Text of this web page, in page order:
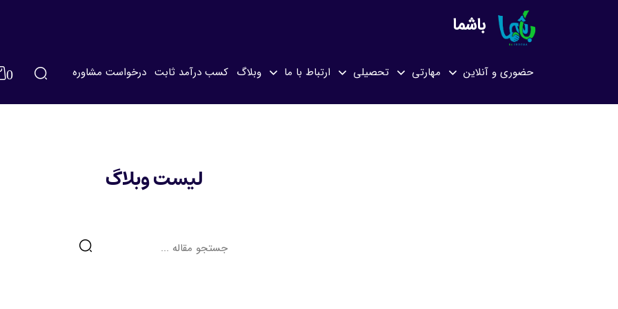
باشما
حضوری و آنلاین مهارتی تحصیلی ارتباط با ما وبلاگ کسب درآمد ثابت درخواست مشاوره 0
صفحه اصلی لیست وبلاگ
لیست وبلاگ